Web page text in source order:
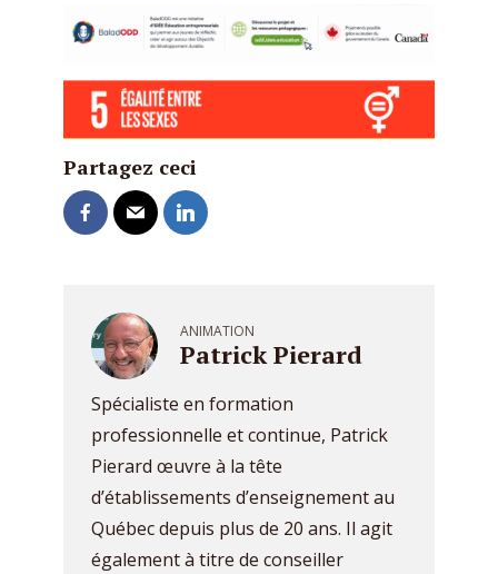
Partagez ceci
ANIMATION
Patrick Pierard
Spécialiste en formation
professionnelle et continue, Patrick
Pierard œuvre à la tête
d’établissements d’enseignement au
Québec depuis plus de 20 ans. Il agit
également à titre de conseiller